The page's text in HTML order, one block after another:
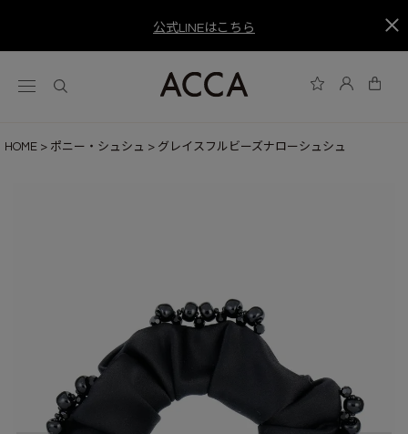
公式LINEはこちら
HOME ポニー・シュシュ グレイスフルビーズナローシュシュ